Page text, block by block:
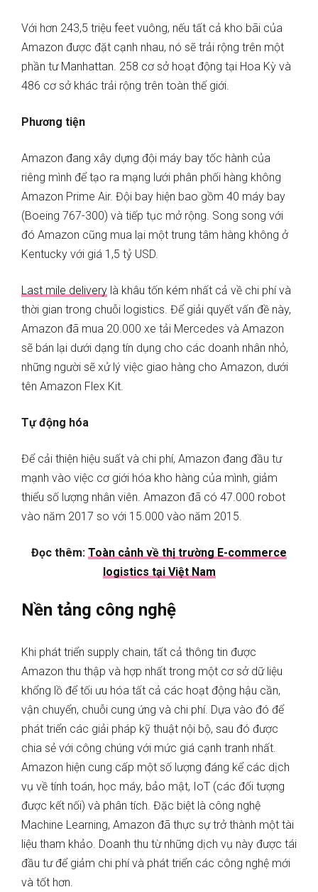
Với hơn 243,5 triệu feet vuông, nếu tất cả kho bãi của
Amazon được đặt cạnh nhau, nó sẽ trải rộng trên một
phần tư Manhattan. 258 cơ sở hoạt động tại Hoa Kỳ và
486 cơ sở khác trải rộng trên toàn thế giới.
Phương tiện
Amazon đang xây dựng đội máy bay tốc hành của
riêng mình để tạo ra mạng lưới phân phối hàng không
Amazon Prime Air. Đội bay hiện bao gồm 40 máy bay
(Boeing 767-300) và tiếp tục mở rộng. Song song với
đó Amazon cũng mua lại một trung tâm hàng không ở
Kentucky với giá 1,5 tỷ USD.
Last mile delivery là khâu tốn kém nhất cả về chi phí và
thời gian trong chuỗi logistics. Để giải quyết vấn đề này,
Amazon đã mua 20.000 xe tải Mercedes và Amazon
sẽ bán lại dưới dạng tín dụng cho các doanh nhân nhỏ,
những người sẽ xử lý việc giao hàng cho Amazon, dưới
tên Amazon Flex Kit.
Tự động hóa
Để cải thiện hiệu suất và chi phí, Amazon đang đầu tư
mạnh vào việc cơ giới hóa kho hàng của mình, giảm
thiểu số lượng nhân viên. Amazon đã có 47.000 robot
vào năm 2017 so với 15.000 vào năm 2015.
Đọc thêm: Toàn cảnh về thị trường E-commerce
logistics tại Việt Nam
Nền tảng công nghệ
Khi phát triển supply chain, tất cả thông tin được
Amazon thu thập và hợp nhất trong một cơ sở dữ liệu
khổng lồ để tối ưu hóa tất cả các hoạt động hậu cần,
vận chuyển, chuỗi cung ứng và chi phí. Dựa vào đó để
phát triển các giải pháp kỹ thuật nội bộ, sau đó được
chia sẻ với công chúng với mức giá cạnh tranh nhất.
Amazon hiện cung cấp một số lượng đáng kể các dịch
vụ về tính toán, học máy, bảo mật, IoT (các đối tượng
được kết nối) và phân tích. Đặc biệt là công nghệ
Machine Learning, Amazon đã thực sự trở thành một tài
liệu tham khảo. Doanh thu từ những dịch vụ này được tái
đầu tư để giảm chi phí và phát triển các công nghệ mới
và tốt hơn.